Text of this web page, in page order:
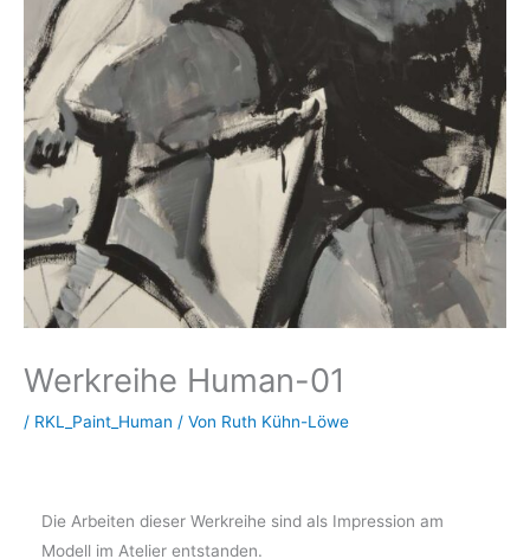
Werkreihe Human-01
/ RKL_Paint_Human / Von Ruth Kühn-Löwe
Die Arbeiten dieser Werkreihe sind als Impression am
Modell im Atelier entstanden.